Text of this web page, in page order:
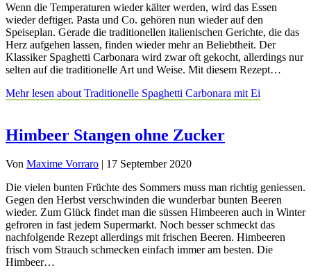
Wenn die Temperaturen wieder kälter werden, wird das Essen
wieder deftiger. Pasta und Co. gehören nun wieder auf den
Speiseplan. Gerade die traditionellen italienischen Gerichte, die das
Herz aufgehen lassen, finden wieder mehr an Beliebtheit. Der
Klassiker Spaghetti Carbonara wird zwar oft gekocht, allerdings nur
selten auf die traditionelle Art und Weise. Mit diesem Rezept…
Mehr lesen about Traditionelle Spaghetti Carbonara mit Ei
Himbeer Stangen ohne Zucker
Von Maxime Vorraro | 17 September 2020
Die vielen bunten Früchte des Sommers muss man richtig geniessen.
Gegen den Herbst verschwinden die wunderbar bunten Beeren
wieder. Zum Glück findet man die süssen Himbeeren auch in Winter
gefroren in fast jedem Supermarkt. Noch besser schmeckt das
nachfolgende Rezept allerdings mit frischen Beeren. Himbeeren
frisch vom Strauch schmecken einfach immer am besten. Die
Himbeer…